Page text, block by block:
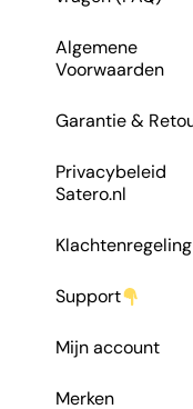
Algemene
Voorwaarden
Garantie &
Privacybeleid
Satero.nl
Klachtenregeling
Support
Mijn account
Merken